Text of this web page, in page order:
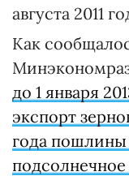
августа 2011
Как
до 1 января
экспорт
года пошлины